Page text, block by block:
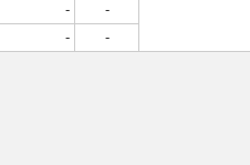
-
-
- -